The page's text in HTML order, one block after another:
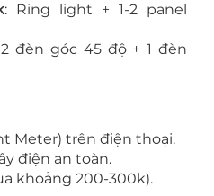
: Ring light + 1-2 panel
đèn góc 45 độ + 1 đèn
Meter) trên điện thoại.
điện an toàn.
khoảng 200-300k).